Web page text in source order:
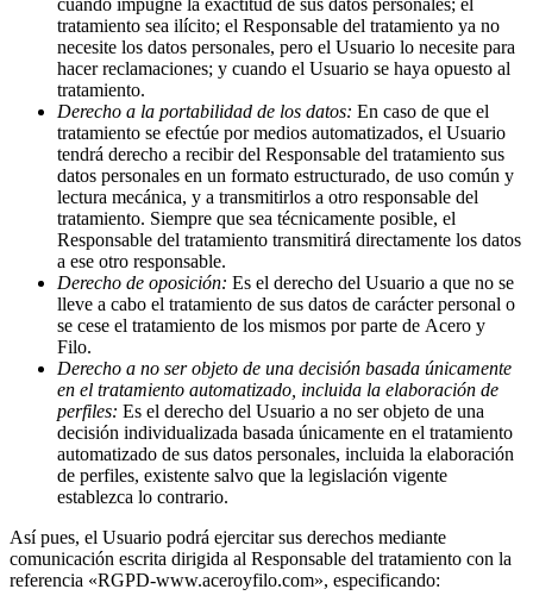
tratamiento sea ilícito; el Responsable del tratamiento ya no
necesite los datos personales, pero el Usuario lo necesite para
hacer reclamaciones; y cuando el Usuario se haya opuesto al
tratamiento.
Derecho a la portabilidad de los datos: En caso de que el
tratamiento se efectúe por medios automatizados, el Usuario
tendrá derecho a recibir del Responsable del tratamiento sus
datos personales en un formato estructurado, de uso común y
lectura mecánica, y a transmitirlos a otro responsable del
tratamiento. Siempre que sea técnicamente posible, el
Responsable del tratamiento transmitirá directamente los datos
a ese otro responsable.
Derecho de oposición: Es el derecho del Usuario a que no se
lleve a cabo el tratamiento de sus datos de carácter personal o
se cese el tratamiento de los mismos por parte de Acero y
Filo.
Derecho a no ser objeto de una decisión basada únicamente
en el tratamiento automatizado, incluida la elaboración de
perfiles: Es el derecho del Usuario a no ser objeto de una
decisión individualizada basada únicamente en el tratamiento
automatizado de sus datos personales, incluida la elaboración
de perfiles, existente salvo que la legislación vigente
establezca lo contrario.
Así pues, el Usuario podrá ejercitar sus derechos mediante
comunicación escrita dirigida al Responsable del tratamiento con la
referencia «RGPD-www.aceroyfilo.com», especificando: